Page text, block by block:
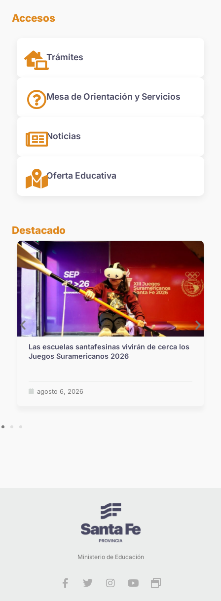
Accesos
Trámites
Mesa de Orientación y Servicios
Noticias
Oferta Educativa
Destacado
Las escuelas santafesinas vivirán de cerca los
Juegos Suramericanos 2026
agosto 6, 2026
Ministerio de Educación